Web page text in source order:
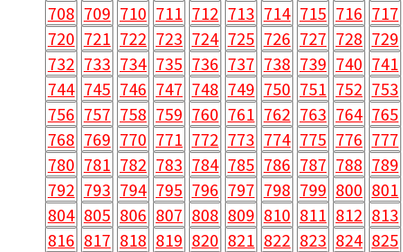
708 709 710 711 712 713 714 715 716 717
720 721 722 723 724 725 726 727 728 729
732 733 734 735 736 737 738 739 740 741
744 745 746 747 748 749 750 751 752 753
756 757 758 759 760 761 762 763 764 765
768 769 770 771 772 773 774 775 776 777
780 781 782 783 784 785 786 787 788 789
792 793 794 795 796 797 798 799 800 801
804 805 806 807 808 809 810 811 812 813
816 817 818 819 820 821 822 823 824 825